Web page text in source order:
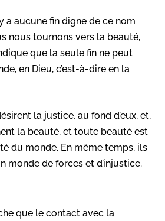
a aucune fin digne de ce nom
nous tournons vers la beauté,
que la seule fin ne peut
en Dieu, c’est-à-dire en la
la justice, au fond d’eux, et,
la beauté, et toute beauté est
du monde. En même temps, ils
monde de forces et d’injustice.
que le contact avec la